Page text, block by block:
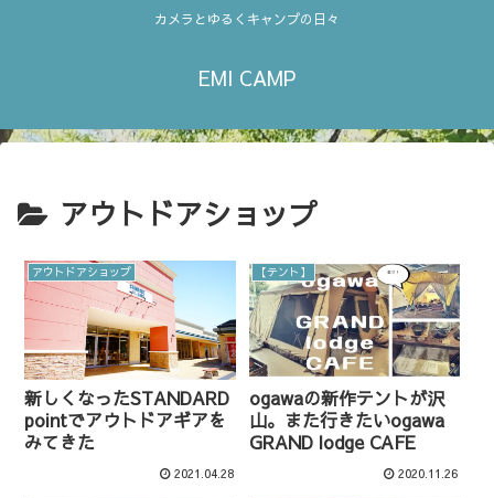
カメラとゆるくキャンプの日々
EMI CAMP
アウトドアショップ
アウトドアショップ
新しくなったSTANDARD
pointでアウトドアギアを
みてきた
2021.04.28
【テント】
ogawaの新作テントが沢
山。また行きたいogawa
GRAND lodge CAFE
2020.11.26